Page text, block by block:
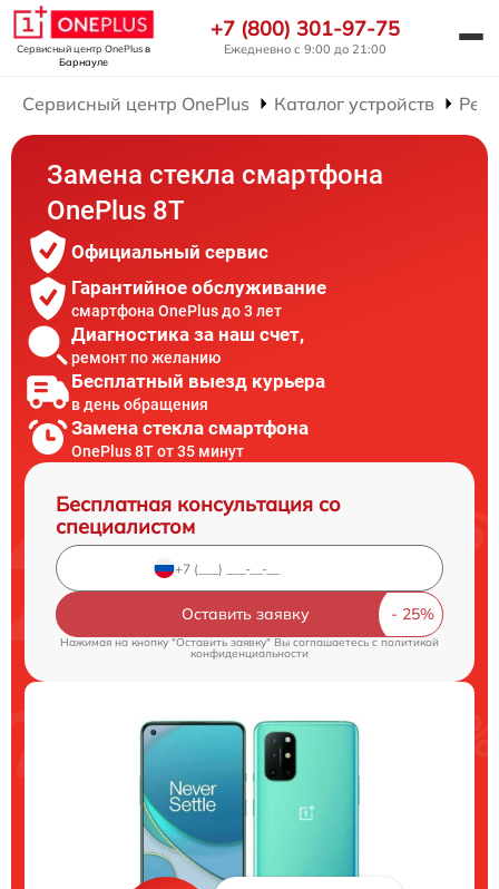
Сервисный центр OnePlusв
Барнауле
+7 (800) 301-97-75
Ежедневно с 9:00 до 21:00
Сервисный центр OnePlus Каталог устройств
Замена стекла смартфона
OnePlus 8T
Официальный сервис
Гарантийное обслуживание
смартфона OnePlus до 3 лет
Диагностика за наш счет,
ремонт по желанию
Бесплатный выезд курьера
в день обращения
Замена стекла смартфона
OnePlus 8T от 35 минут
Бесплатная консультация со
специалистом
Оставить заявку
Нажимая на кнопку "Оставить заявку" Вы соглашаетесь c политикой
конфиденциальности